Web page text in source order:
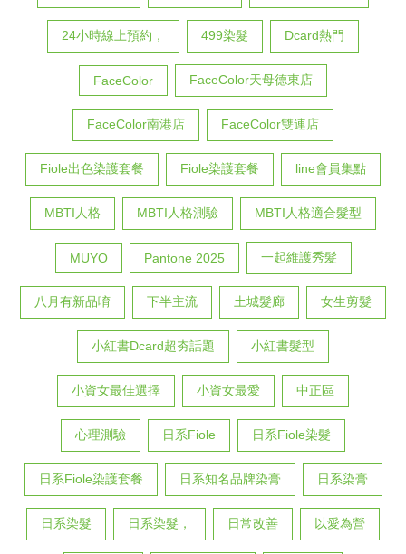
24小時線上預約， 499染髮 Dcard熱門
FaceColor FaceColor天母德東店
FaceColor南港店 FaceColor雙連店
Fiole出色染護套餐 Fiole染護套餐 line會員集點
MBTI人格 MBTI人格測驗 MBTI人格適合髮型
MUYO Pantone 2025 一起維護秀髮
八月有新品唷 下半主流 土城髮廊 女生剪髮
小紅書Dcard超夯話題 小紅書髮型
小資女最佳選擇 小資女最愛 中正區
心理測驗 日系Fiole 日系Fiole染髮
日系Fiole染護套餐 日系知名品牌染膏 日系染膏
日系染髮 日系染髮， 日常改善 以愛為營